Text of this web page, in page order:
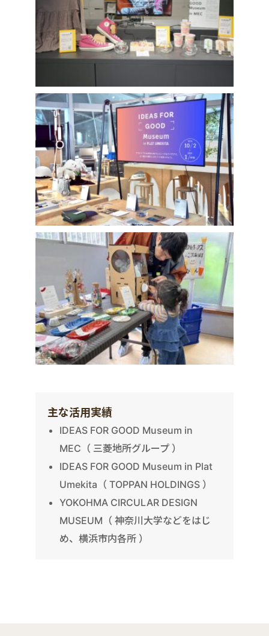
主な活用実績
IDEAS FOR GOOD Museum in
MEC（ 三菱地所グループ ）
IDEAS FOR GOOD Museum in Plat
Umekita（ TOPPAN HOLDINGS ）
YOKOHMA CIRCULAR DESIGN
MUSEUM（ 神奈川大学などをはじ
め、横浜市内各所 ）